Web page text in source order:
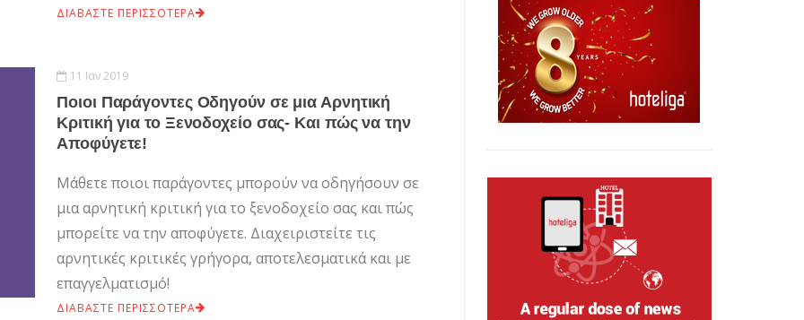
ΔΙΑΒΑΣΤΕ ΠΕΡΙΣΣΟΤΕΡΑ
11 Ιαν 2019
Ποιοι Παράγοντες Οδηγούν σε μια Αρνητική
Κριτική για το Ξενοδοχείο σας- Και πώς να την
Αποφύγετε!
Μάθετε ποιοι παράγοντες μπορούν να οδηγήσουν σε
μια αρνητική κριτική για το ξενοδοχείο σας και πώς
μπορείτε να την αποφύγετε. Διαχειριστείτε τις
αρνητικές κριτικές γρήγορα, αποτελεσματικά και με
επαγγελματισμό!
ΔΙΑΒΑΣΤΕ ΠΕΡΙΣΣΟΤΕΡΑ